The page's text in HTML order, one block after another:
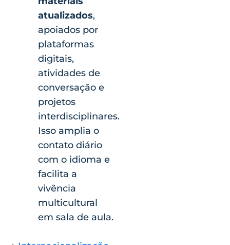
atualizados,
apoiados por
plataformas
digitais,
atividades de
conversação e
projetos
interdisciplinares.
Isso amplia o
contato diário
com o idioma e
facilita a
vivência
multicultural
em sala de aula.